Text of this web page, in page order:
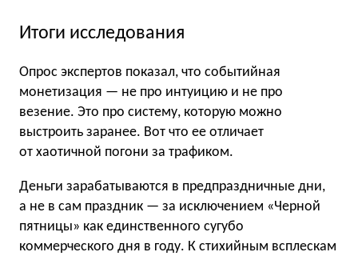
Итоги исследования
Опрос экспертов показал, что событийная
монетизация — не про интуицию и не про
везение. Это про систему, которую можно
выстроить заранее. Вот что ее отличает
от хаотичной погони за трафиком.
Деньги зарабатываются в предпраздничные дни,
а не в сам праздник — за исключением «Черной
пятницы» как единственного сугубо
коммерческого дня в году. К стихийным всплескам